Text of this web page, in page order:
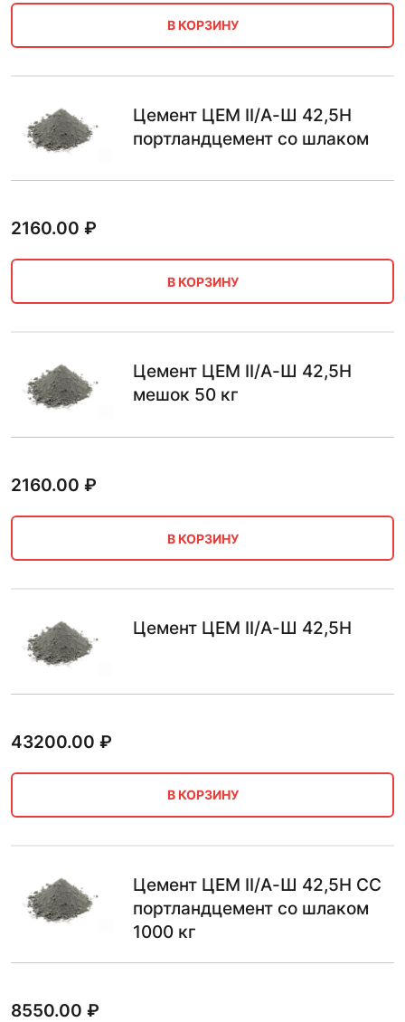
В КОРЗИНУ
Цемент ЦЕМ II/А-Ш 42,5Н
портландцемент со шлаком
2160.00 ₽
В КОРЗИНУ
Цемент ЦЕМ II/А-Ш 42,5Н
мешок 50 кг
2160.00 ₽
В КОРЗИНУ
Цемент ЦЕМ II/А-Ш 42,5Н
43200.00 ₽
В КОРЗИНУ
Цемент ЦЕМ II/А-Ш 42,5Н СС
портландцемент со шлаком
1000 кг
8550.00 ₽